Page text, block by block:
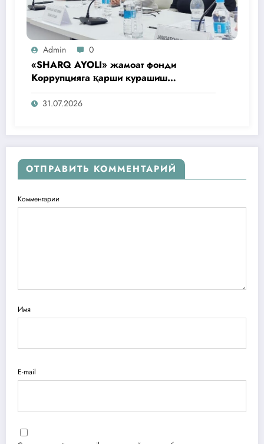
Admin 0
«SHARQ AYOLI» жамоат фонди
Коррупцияга қарши курашиш
агентлигидаги жамоат эшитувида
ташаббусларини тақдим этди
31.07.2026
ОТПРАВИТЬ КОММЕНТАРИЙ
Комментарии
Имя
E-mail